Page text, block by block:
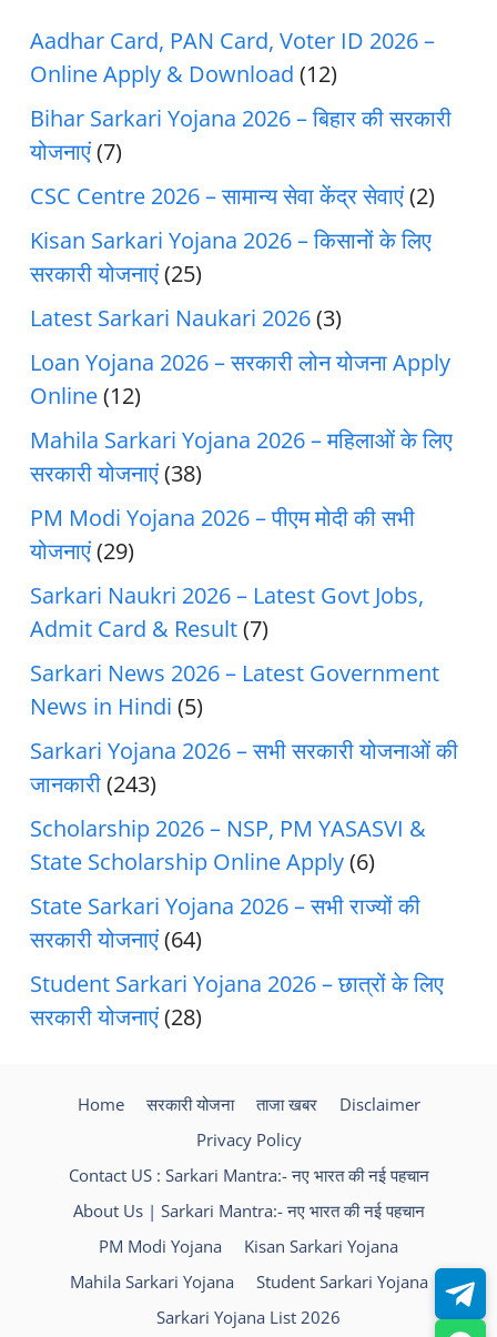
Aadhar Card, PAN Card, Voter ID 2026 –
Online Apply & Download (12)
Bihar Sarkari Yojana 2026 – बिहार की सरकारी
योजनाएं(7)
CSC Centre 2026 – सामान्य सेवा केंद्र सेवाएं(2)
Kisan Sarkari Yojana 2026 – किसानों के लिए
सरकारी योजनाएं(25)
Latest Sarkari Naukari 2026(3)
Loan Yojana 2026 – सरकारी लोन योजना Apply
Online(12)
Mahila Sarkari Yojana 2026 – महिलाओं के लिए
सरकारी योजनाएं(38)
PM Modi Yojana 2026 – पीएम मोदी की सभी
योजनाएं(29)
Sarkari Naukri 2026 – Latest Govt Jobs,
Admit Card & Result(7)
Sarkari News 2026 – Latest Government
News in Hindi (5)
Sarkari Yojana 2026 – सभी सरकारी योजनाओं की
जानकारी(243)
Scholarship 2026 – NSP, PM YASASVI &
State Scholarship Online Apply(6)
State Sarkari Yojana 2026 – सभी राज्यों की
सरकारी योजनाएं(64)
Student Sarkari Yojana 2026 – छात्रों के लिए
सरकारी योजनाएं(28)
Home सरकारी योजना ताजा खबर
Disclaimer
Privacy Policy
Contact US : Sarkari Mantra:- नए भारत की नई पहचान
About Us | Sarkari Mantra:- नए भारत की नई पहचान
PM Modi Yojana
Kisan Sarkari Yojana
Mahila Sarkari Yojana
Student Sarkari Yojana
Sarkari Yojana List 2026